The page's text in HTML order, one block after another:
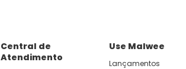
Central de
Atendimento
Use Malwee
Lançamentos